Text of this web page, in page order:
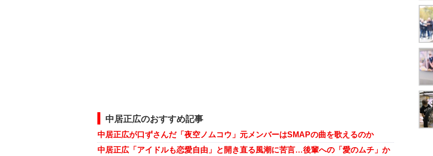
中居正広のおすすめ記事
中居正広が口ずさんだ「夜空ノムコウ」元メンバーはSMAPの曲を歌えるのか
中居正広「アイドルも恋愛自由」と開き直る風潮に苦言…後輩への「愛のムチ」か